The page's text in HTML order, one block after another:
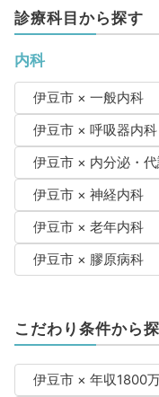
診療科目から探す
内科
伊豆市 × 一般内科
伊豆市 × 呼吸器内科
伊豆市 × 内分泌・
伊豆市 × 神経内科
伊豆市 × 老年内科
伊豆市 × 膠原病科
こだわり条件から
伊豆市 × 年収1800